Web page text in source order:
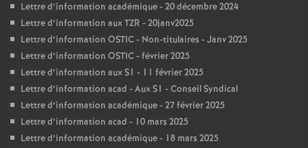
Lettre d’information académique - 20 décembre 2024
Lettre d’information aux TZR - 20janv2025
Lettre d’information OSTIC - Non-titulaires - Janv 2025
Lettre d’information OSTIC - février 2025
Lettre d’information aux S1 - 11 février 2025
Lettre d’information acad - Aux S1 - Conseil Syndical
Lettre d’information académique - 27 février 2025
Lettre d’information acad - 10 mars 2025
Lettre d’information académique - 18 mars 2025